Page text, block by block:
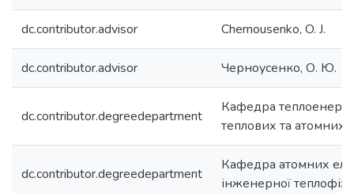
dc.contributor.advisor Chernousenko, O. J.
dc.contributor.advisor Черноусенко, О. Ю.
dc.contributor.degreedepartment
Кафедра
теплових та атомних
dc.contributor.degreedepartment
Кафедра атомних
інженерної